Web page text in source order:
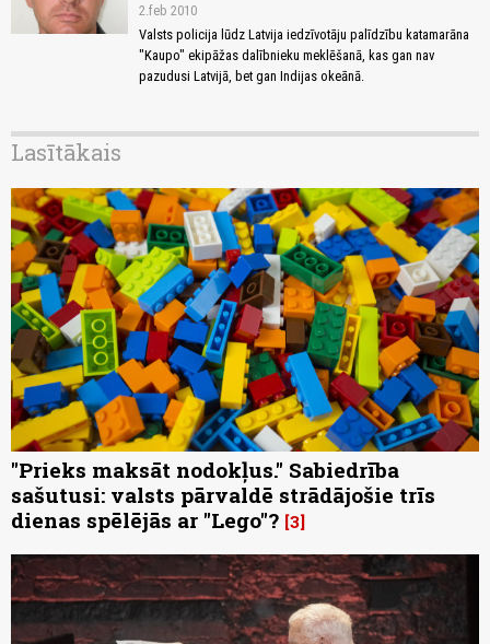
2.feb 2010
Valsts policija lūdz Latvija iedzīvotāju palīdzību katamarāna
"Kaupo" ekipāžas dalībnieku meklēšanā, kas gan nav
pazudusi Latvijā, bet gan Indijas okeānā.
Lasītākais
"Prieks maksāt nodokļus." Sabiedrība
sašutusi: valsts pārvaldē strādājošie trīs
dienas spēlējās ar "Lego"? 3